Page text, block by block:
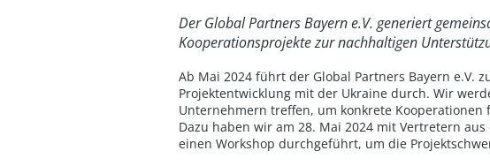
Der Global Partners Bayern e.V. generiert
Kooperationsprojekte zur nachhaltigen
Ab Mai 2024 führt der Global Partners Bayern
Projektentwicklung mit der Ukraine durch. Wir
Unternehmern treffen, um konkrete
Dazu haben wir am 28. Mai 2024 mit Vertretern
einen Workshop durchgeführt, um die